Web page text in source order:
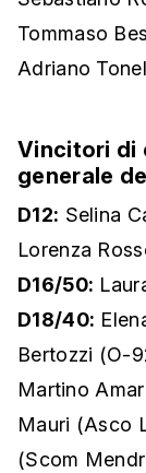
Tommaso
Adriano
Vincitori di
generale
D12: Selina
Lorenza
D16/50:
D18/40:
Bertozzi (O-
Martino
Mauri (Asco
(Scom